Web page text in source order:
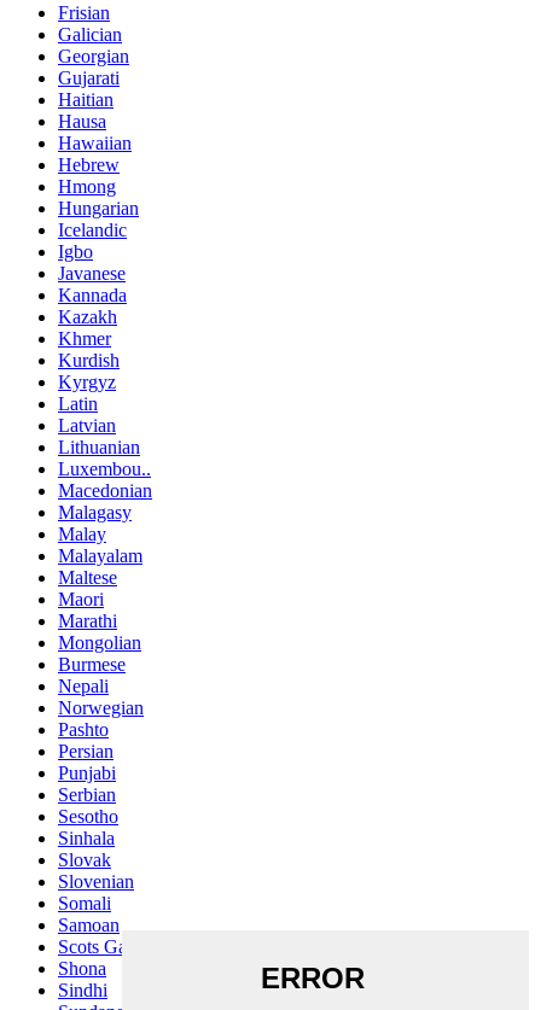
Frisian
Galician
Georgian
Gujarati
Haitian
Hausa
Hawaiian
Hebrew
Hmong
Hungarian
Icelandic
Igbo
Javanese
Kannada
Kazakh
Khmer
Kurdish
Kyrgyz
Latin
Latvian
Lithuanian
Luxembou..
Macedonian
Malagasy
Malay
Malayalam
Maltese
Maori
Marathi
Mongolian
Burmese
Nepali
Norwegian
Pashto
Persian
Punjabi
Serbian
Sesotho
Sinhala
Slovak
Slovenian
Somali
Samoan
Scots Gaelic
Shona
Sindhi